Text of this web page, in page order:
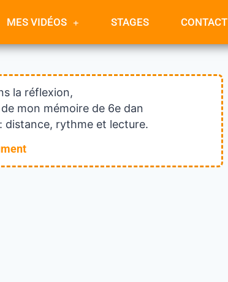
MES VIDÉOS STAGES CONTACT
la réflexion,
mon mémoire de 6e dan
distance, rythme et lecture.